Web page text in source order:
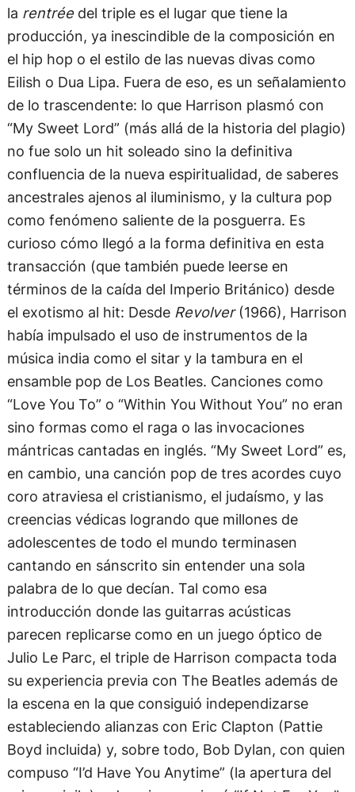
la rentréedel triple es el lugar que tiene la
producción, ya inescindible de la composición en
el hip hop o el estilo de las nuevas divas como
Eilish o Dua Lipa. Fuera de eso, es un señalamiento
de lo trascendente: lo que Harrison plasmó con
“My Sweet Lord” (más allá de la historia del plagio)
no fue solo un hit soleado sino la definitiva
confluencia de la nueva espiritualidad, de saberes
ancestrales ajenos al iluminismo, y la cultura pop
como fenómeno saliente de la posguerra. Es
curioso cómo llegó a la forma definitiva en esta
transacción (que también puede leerse en
términos de la caída del Imperio Británico) desde
el exotismo al hit: Desde Revolver(1966), Harrison
había impulsado el uso de instrumentos de la
música india como el sitar y la tambura en el
ensamble pop de Los Beatles. Canciones como
“Love You To” o “Within You Without You” no eran
sino formas como el raga o las invocaciones
mántricas cantadas en inglés. “My Sweet Lord” es,
en cambio, una canción pop de tres acordes cuyo
coro atraviesa el cristianismo, el judaísmo, y las
creencias védicas logrando que millones de
adolescentes de todo el mundo terminasen
cantando en sánscrito sin entender una sola
palabra de lo que decían. Tal como esa
introducción donde las guitarras acústicas
parecen replicarse como en un juego óptico de
Julio Le Parc, el triple de Harrison compacta toda
su experiencia previa con The Beatles además de
la escena en la que consiguió independizarse
estableciendo alianzas con Eric Clapton (Pattie
Boyd incluida) y, sobre todo, Bob Dylan, con quien
compuso “I’d Have You Anytime” (la apertura del